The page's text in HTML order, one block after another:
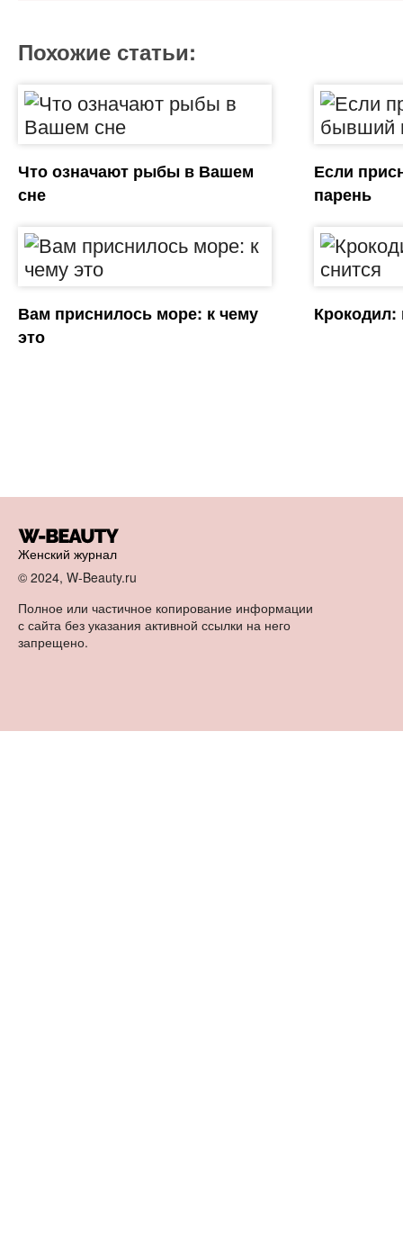
Похожие статьи:
Что означают рыбы в Вашем
сне
Если
парень
Вам приснилось море: к чему
это
Крокодил:
Женский журнал
© 2024, W-Beauty.ru
Полное или частичное копирование информации
с сайта без указания активной ссылки на него
запрещено.